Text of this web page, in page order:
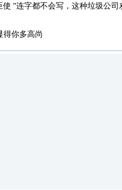
使 ”连字都不会写，这种垃圾公
得你多高尚